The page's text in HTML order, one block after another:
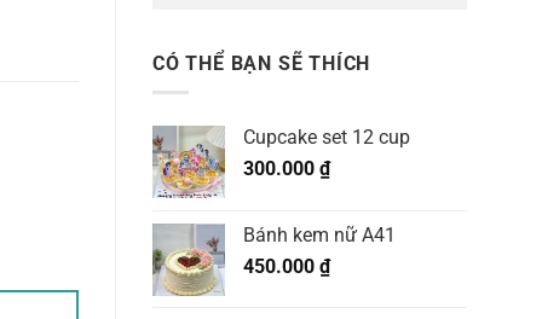
CÓ THỂ BẠN SẼ THÍCH
Cupcake set 12 cup
300.000 ₫
Bánh kem nữ A41
450.000 ₫